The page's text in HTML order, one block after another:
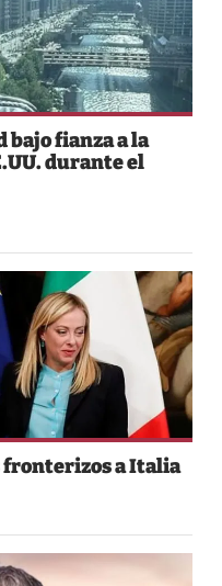
bajo fianza a la
durante el
fronterizos a Italia